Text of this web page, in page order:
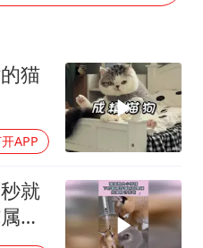
会主席赛宋蓬逝世
将正面袭击贯穿浙江
应车内过夜被收150元
民健身 共筑健康中国
猫
APP
就
自